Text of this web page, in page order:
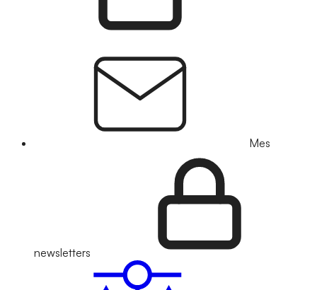
Mes
newsletters